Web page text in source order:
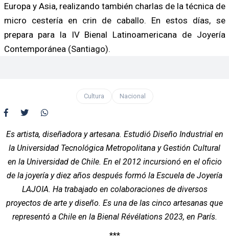
Europa y Asia, realizando también charlas de la técnica de
micro cestería en crin de caballo. En estos días, se
prepara para la IV Bienal Latinoamericana de Joyería
Contemporánea (Santiago).
Cultura Nacional
Es artista, diseñadora y artesana. Estudió Diseño Industrial en
la Universidad Tecnológica Metropolitana y Gestión Cultural
en la Universidad de Chile. En el 2012 incursionó en el oficio
de la joyería y diez años después formó la Escuela de Joyería
LAJOIA. Ha trabajado en colaboraciones de diversos
proyectos de arte y diseño. Es una de las cinco artesanas que
representó a Chile en la Bienal Révélations 2023, en París.
***